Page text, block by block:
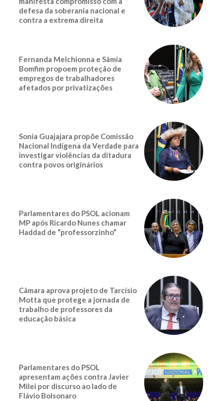
defesa da soberania nacional e
contra a extrema direita
Fernanda Melchionna e Sâmia
Bomfim propoem proteção de
empregos de trabalhadores
afetados por privatizações
Sonia Guajajara propõe Comissão
Nacional Indígena da Verdade para
investigar violências da ditadura
contra povos originários
Parlamentares do PSOL acionam
MP após Ricardo Nunes chamar
Haddad de “professorzinho”
Câmara aprova projeto de Tarcísio
Motta que protege a jornada de
trabalho de professores da
educação básica
Parlamentares do PSOL
apresentam ações contra Javier
Milei por discurso ao lado de
Flávio Bolsonaro